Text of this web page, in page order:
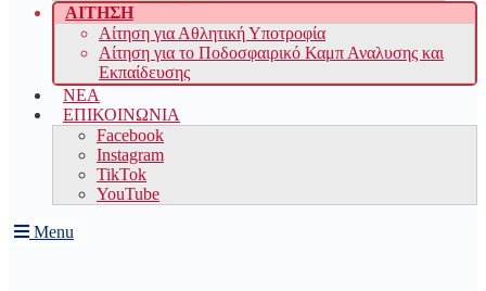
ΑΙΤΗΣΗ
Αίτηση για Αθλητική Υποτροφία
Αίτηση για το Ποδοσφαιρικό Καμπ Αναλυσης και
Εκπαίδευσης
ΝΕΑ
ΕΠΙΚΟΙΝΩΝΙΑ
Facebook
Instagram
TikTok
YouTube
Menu